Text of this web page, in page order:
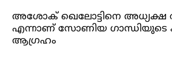
അശോക് ഖെലോട്ടിനെ
എന്നാണ് സോണിയ ഗാന്ധിയുടെ
ആഗ്രഹം